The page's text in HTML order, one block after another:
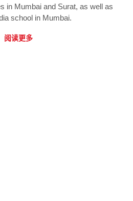
in Mumbai and Surat, as well as
school in Mumbai.
阅读更多